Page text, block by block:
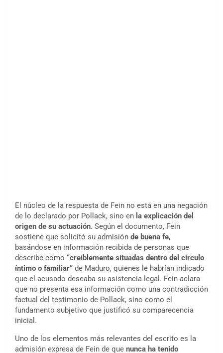
El núcleo de la respuesta de Fein no está en una negación
de lo declarado por Pollack, sino en la explicación del
origen de su actuación. Según el documento, Fein
sostiene que solicitó su admisión de buena fe,
basándose en información recibida de personas que
describe como “creíblemente situadas dentro del círculo
íntimo o familiar” de Maduro, quienes le habrían indicado
que el acusado deseaba su asistencia legal. Fein aclara
que no presenta esa información como una contradicción
factual del testimonio de Pollack, sino como el
fundamento subjetivo que justificó su comparecencia
inicial.
Uno de los elementos más relevantes del escrito es la
admisión expresa de Fein de que nunca ha tenido